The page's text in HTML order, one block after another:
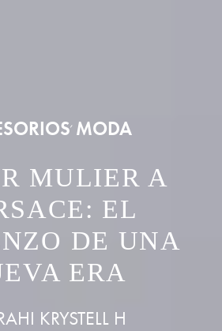
, MODA
MULIER A
EL
DE UNA
ERA
KRYSTELL H